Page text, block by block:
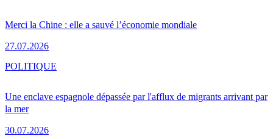
Merci la Chine : elle a sauvé l’économie mondiale
27.07.2026
Une enclave espagnole dépassée par l'afflux de migrants arrivant par
la mer
30.07.2026
POLITIQUE